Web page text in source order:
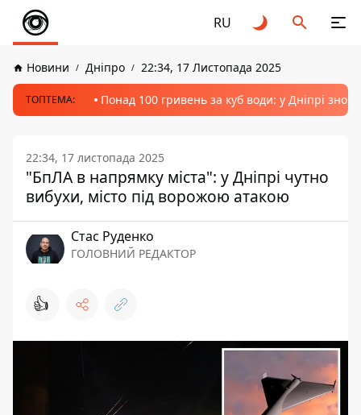
RU
Новини Дніпро 22:34, 17 Листопада 2025
ТОПТЕМА: Понад 100 гривень за куб води: у Дніпрі
22:34, 17 листопада 2025
"БпЛА в напрямку міста": у Дніпрі чутно
вибухи, місто під ворожою атакою
Стас Руденко
ГОЛОВНИЙ РЕДАКТОР
👍